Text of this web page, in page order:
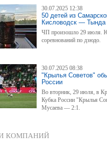
30.07.2025 12:38
50 детей из
Кисловодск — Тында
ЧП произошло 29 июля.
соревнований по дзюдо.
30.07.2025 08:38
"Крылья Советов"
России
Во вторник, 29 июля, в
Кубка России "Крылья
Мусаева — 2:1.
КОМПАНИЙ